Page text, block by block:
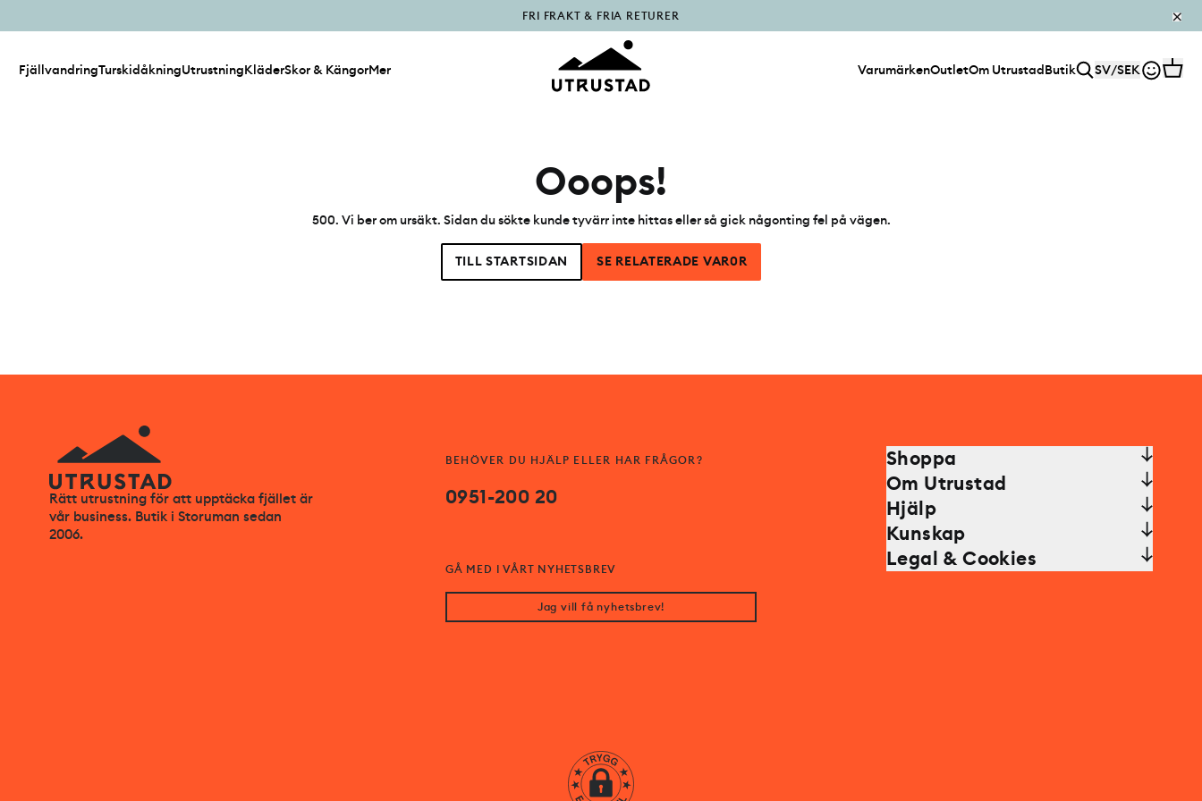
FRI FRAKT & FRIA RETURER
PÅFYLLT I OUTLET
FjällvandringTurskidåkningUtrustningKläderSkor & KängorMer VarumärkenOutletOm UtrustadButik SV/SEK
Ooops!
500. Vi ber om ursäkt. Sidan du sökte kunde tyvärr inte hittas eller så gick någonting fel på vägen.
TILL STARTSIDAN SE RELATERADE VAR0R
Rätt utrustning för att upptäcka fjället är
vår business. Butik i Storuman sedan
2006.
BEHÖVER DU HJÄLP ELLER HAR FRÅGOR?
0951-200 20
GÅ MED I VÅRT NYHETSBREV
Jag vill få nyhetsbrev!
Shoppa
Om Utrustad
Hjälp
Kunskap
Legal & Cookies